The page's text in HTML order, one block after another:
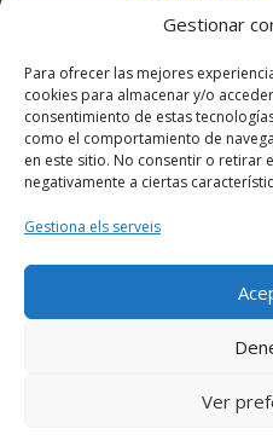
Gestionar
Para ofrecer las mejores
cookies para almacenar y/o
consentimiento de estas
como el comportamiento de
en este sitio. No consentir o retirar
negativamente a ciertas
Gestiona els serveis
Ver
© Masia Can Viver